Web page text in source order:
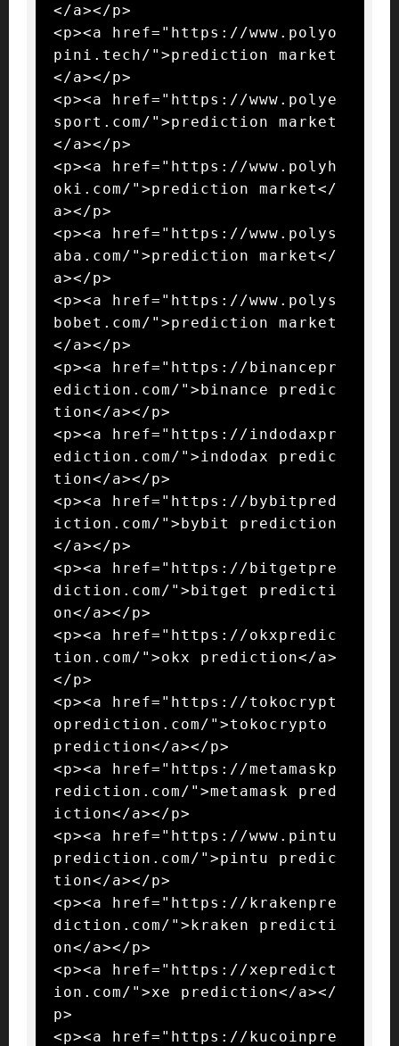
</a></p>
<p><a href="https://www.polyo
pini.tech/">prediction market
</a></p>
<p><a href="https://www.polye
sport.com/">prediction market
</a></p>
<p><a href="https://www.polyh
oki.com/">prediction market</
a></p>
<p><a href="https://www.polys
aba.com/">prediction market</
a></p>
<p><a href="https://www.polys
bobet.com/">prediction market
</a></p>
<p><a href="https://binancepr
ediction.com/">binance predic
tion</a></p>
<p><a href="https://indodaxpr
ediction.com/">indodax predic
tion</a></p>
<p><a href="https://bybitpred
iction.com/">bybit prediction
</a></p>
<p><a href="https://bitgetpre
diction.com/">bitget predicti
on</a></p>
<p><a href="https://okxpredic
tion.com/">okx prediction</a>
</p>
<p><a href="https://tokocrypt
oprediction.com/">tokocrypto
prediction</a></p>
<p><a href="https://metamaskp
rediction.com/">metamask pred
iction</a></p>
<p><a href="https://www.pintu
prediction.com/">pintu predic
tion</a></p>
<p><a href="https://krakenpre
diction.com/">kraken predicti
on</a></p>
<p><a href="https://xepredict
ion.com/">xe prediction</a></
p>
<p><a href="https://kucoinpre